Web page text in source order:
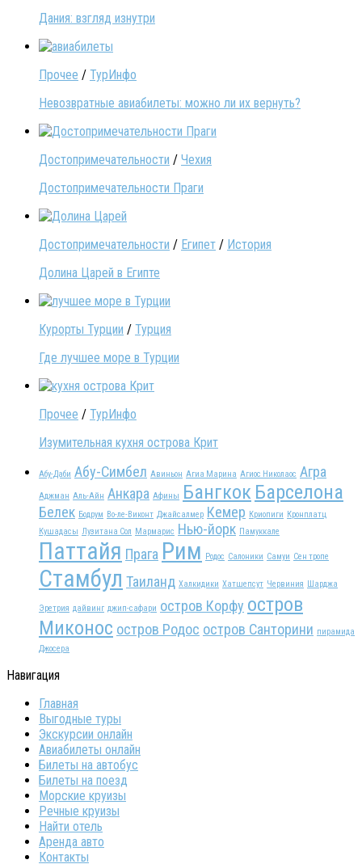
Дания: взгляд изнутри
Прочее / ТурИнфо
Невозвратные авиабилеты: можно ли их вернуть?
Достопримечательности / Чехия
Достопримечательности Праги
Достопримечательности / Египет / История
Долина Царей в Египте
Курорты Турции / Турция
Где лучшее море в Турции
Прочее / ТурИнфо
Изумительная кухня острова Крит
Абу-Даби Абу-Симбел Авиньон Агиа Марина Агиос Николаос Агра
Аджман Аль-Айн Анкара Афины Бангкок Барселона
Белек Бодрум Во-ле-Виконт Джайсалмер Кемер Криопиги Кронплатц
Кушадасы Лузитана Сол Мармарис Нью-йорк Памуккале
Паттайя Прага Рим Родос Салоники Самуи Сен тропе
Стамбул Таиланд Халкидики Хатшепсут Червиния Шарджа
Эретрия дайвинг джип-сафари остров Корфу остров
Миконос остров Родос остров Санторини пирамида
Джосера
Навигация
Главная
Выгодные туры
Экскурсии онлайн
Авиабилеты онлайн
Билеты на автобус
Билеты на поезд
Морские круизы
Речные круизы
Найти отель
Аренда авто
Контакты